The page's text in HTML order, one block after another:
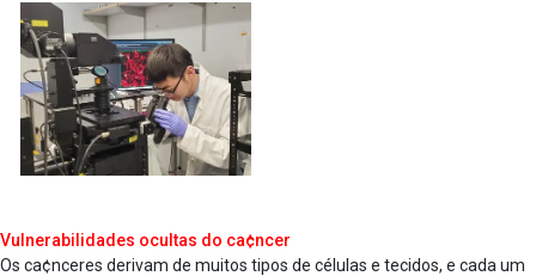
Vulnerabilidades ocultas do ca¢ncer
Os ca¢nceres derivam de muitos tipos de células e tecidos, e cada um